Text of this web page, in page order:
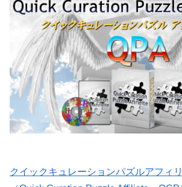
クイックキュレーションパズルアフィ